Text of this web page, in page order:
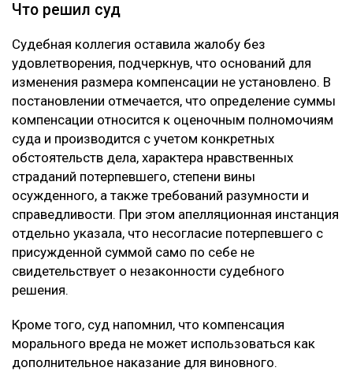
Что решил суд
Судебная коллегия оставила жалобу без
удовлетворения, подчеркнув, что оснований для
изменения размера компенсации не установлено. В
постановлении отмечается, что определение суммы
компенсации относится к оценочным полномочиям
суда и производится с учетом конкретных
обстоятельств дела, характера нравственных
страданий потерпевшего, степени вины
осужденного, а также требований разумности и
справедливости. При этом апелляционная инстанция
отдельно указала, что несогласие потерпевшего с
присужденной суммой само по себе не
свидетельствует о незаконности судебного
решения.
Кроме того, суд напомнил, что компенсация
морального вреда не может использоваться как
дополнительное наказание для виновного.